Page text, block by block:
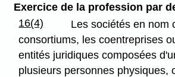
Exercice de la profession par
16(4)
Les sociétés en nom
consortiums, les coentreprises
entités juridiques composées
plusieurs personnes physiques,